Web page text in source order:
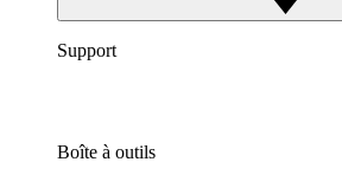
Support
Boîte à outils